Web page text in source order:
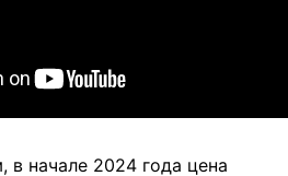
в начале 2024 года цена